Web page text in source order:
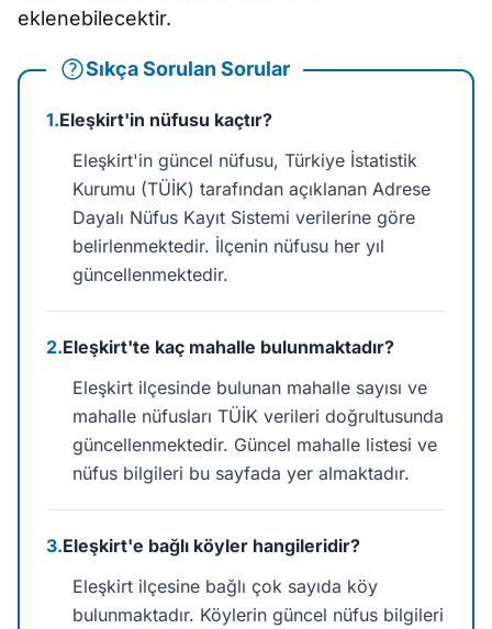
eklenebilecektir.
Sıkça Sorulan Sorular
1.Eleşkirt'in nüfusu kaçtır?
Eleşkirt'in güncel nüfusu, Türkiye İstatistik
Kurumu (TÜİK) tarafından açıklanan Adrese
Dayalı Nüfus Kayıt Sistemi verilerine göre
belirlenmektedir. İlçenin nüfusu her yıl
güncellenmektedir.
2.Eleşkirt'te kaç mahalle bulunmaktadır?
Eleşkirt ilçesinde bulunan mahalle sayısı ve
mahalle nüfusları TÜİK verileri doğrultusunda
güncellenmektedir. Güncel mahalle listesi ve
nüfus bilgileri bu sayfada yer almaktadır.
3.Eleşkirt'e bağlı köyler hangileridir?
Eleşkirt ilçesine bağlı çok sayıda köy
bulunmaktadır. Köylerin güncel nüfus bilgileri